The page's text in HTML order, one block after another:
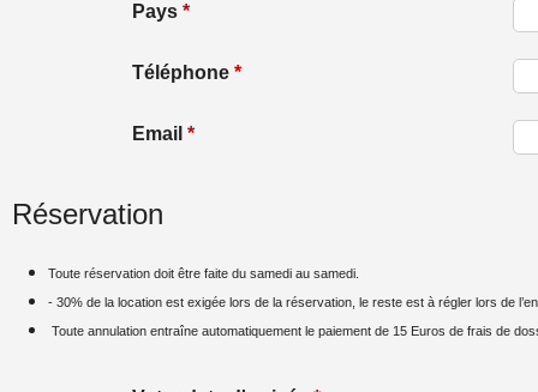
Pays *
Téléphone *
Email *
Réservation
Toute réservation doit être faite du samedi au samedi.
- 30% de la location est exigée lors de la réservation, le reste est à régler lors de
Toute annulation entraîne automatiquement le paiement de 15 Euros de frais de